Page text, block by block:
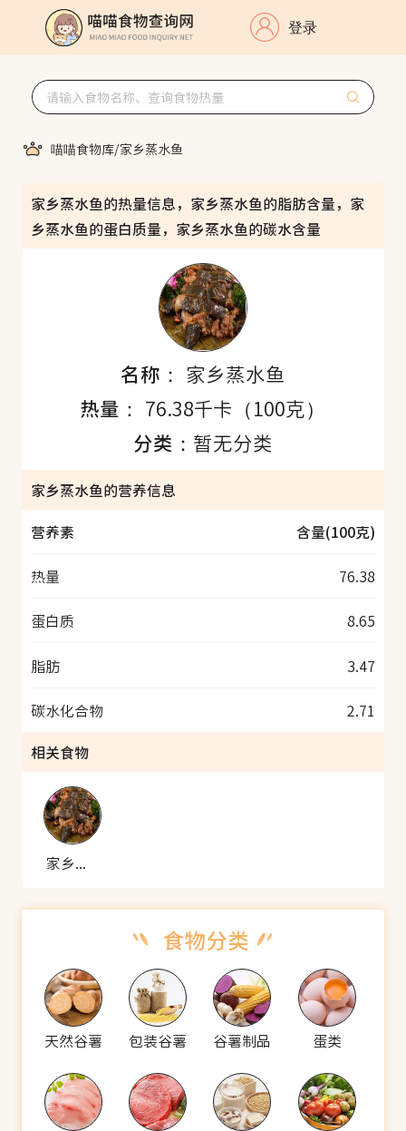
登录
喵喵食物库/家乡蒸水鱼
家乡蒸水鱼的热量信息，家乡蒸水鱼的脂肪含量，家
乡蒸水鱼的蛋白质量，家乡蒸水鱼的碳水含量
名称： 家乡蒸水鱼
热量： 76.38千卡（100克）
分类： 暂无分类
家乡蒸水鱼的营养信息
营养素
含量(100克)
热量 76.38
蛋白质 8.65
脂肪 3.47
碳水化合物
2.71
相关食物
家乡蒸水鱼
天然谷薯 包装谷薯 谷薯制品 蛋类